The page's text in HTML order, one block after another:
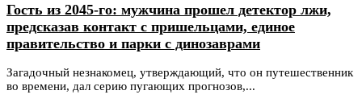
Гость из 2045-го: мужчина прошел детектор лжи,
предсказав контакт с пришельцами, единое
правительство и парки с динозаврами
Загадочный незнакомец, утверждающий, что он путешественник
во времени, дал серию пугающих прогнозов,...